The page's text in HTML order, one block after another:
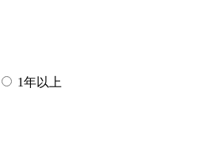
1年以上